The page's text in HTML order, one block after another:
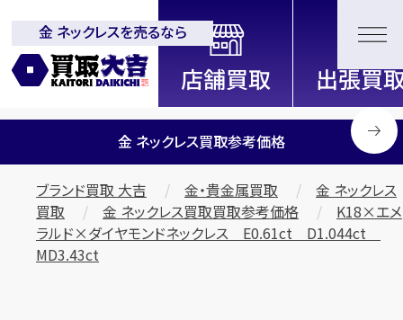
全国2200店舗以上展開中！
信頼と実績の買取専門店「買取大
吉」
金 ネックレスを売るなら
金 ネックレス買取参考価格
ブランド買取 大吉 金・貴金属買取
金 ネックレス
買取
金 ネックレス買取買取参考価格
K18×エメ
ラルド×ダイヤモンドネックレス E0.61ct D1.044ct
MD3.43ct